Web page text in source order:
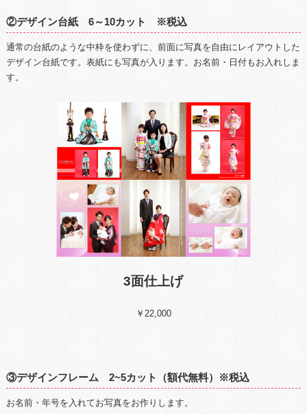
②デザイン台紙 6～10カット ※税込
通常の台紙のような中枠を使わずに、前面に写真を自由にレイアウトした
デザイン台紙です。表紙にも写真が入ります。お名前・日付もお入れしま
す。
3面仕上げ
￥22,000
③デザインフレーム 2~5カット（額代無料）※税込
お名前・年号を入れてお写真をお作りします。